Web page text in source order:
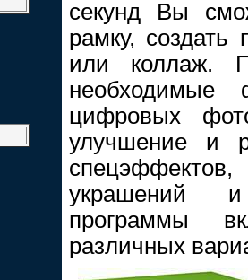
секунд Вы
рамку, создать
или коллаж.
необходимые
цифровых
улучшение и
украшений
программы
различных